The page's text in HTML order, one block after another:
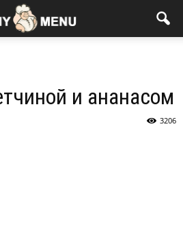
и ананасом
3206